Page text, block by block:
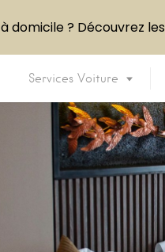
Services Voiture
à domicile ? Découvrez les